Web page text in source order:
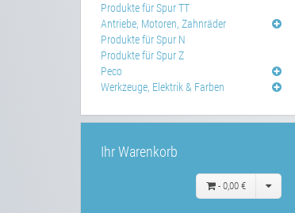
Produkte für Spur TT
Antriebe, Motoren, Zahnräder
Produkte für Spur N
Produkte für Spur Z
Peco
Werkzeuge, Elektrik & Farben
Ihr Warenkorb
- 0,00 €